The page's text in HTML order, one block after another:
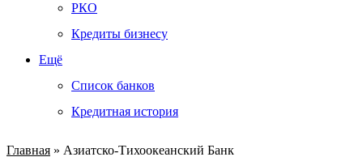
РКО
Кредиты бизнесу
Ещё
Список банков
Кредитная история
Главная » Азиатско-Тихоокеанский Банк